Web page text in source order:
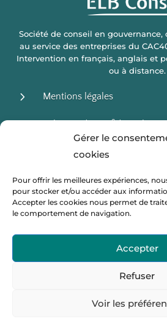
Gérer le
cookies
Pour offrir les meilleures expériences,
pour stocker et/ou accéder aux
Accepter les cookies nous permet de
le comportement de navigation.
Accepter
Refuser
Voir les
Société de conseil en
au service des entreprises du
Intervention en français, anglais et
ou à distance.
5 Mentions légales
5
Conditions Générales de vente
NOS BUREAUX :
Villers Saint-Frambourg-